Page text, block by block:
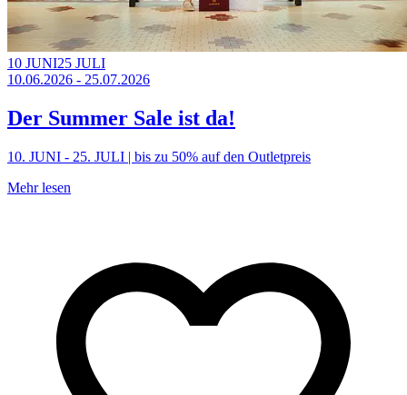
10 JUNI25 JULI
10.06.2026 - 25.07.2026
Der Summer Sale ist da!
10. JUNI - 25. JULI | bis zu 50% auf den Outletpreis
Mehr lesen